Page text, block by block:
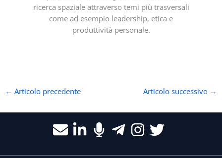
ricerca spaziale attraverso temi più trasversali
come ad esempio leadership, etica e
produttività personale.
← Articolo precedente Articolo successivo →